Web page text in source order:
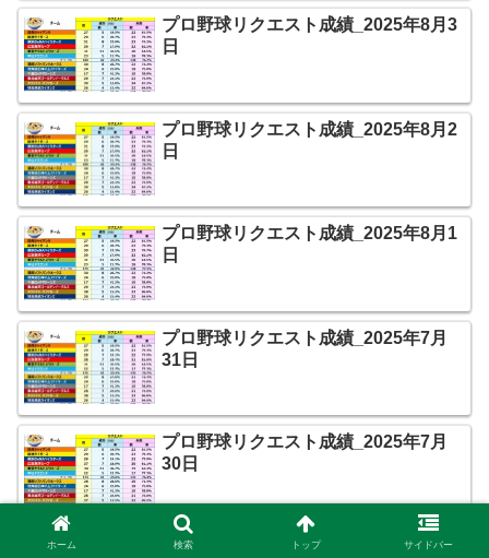
プロ野球リクエスト成績_2025年8月3
日
プロ野球リクエスト成績_2025年8月2
日
プロ野球リクエスト成績_2025年8月1
日
プロ野球リクエスト成績_2025年7月
31日
プロ野球リクエスト成績_2025年7月
30日
プロ野球リクエスト成績_2025年7月
ホーム 検索 トップ サイドバー